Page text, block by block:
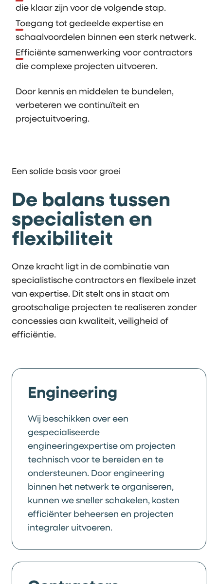
die klaar zijn voor de volgende stap.
Toegang tot gedeelde expertise en
schaalvoordelen binnen een sterk netwerk.
Efficiënte samenwerking voor contractors
die complexe projecten uitvoeren.
Door kennis en middelen te bundelen,
verbeteren we continuïteit en
projectuitvoering.
Een solide basis voor groei
De balans tussen
specialisten en
flexibiliteit
Onze kracht ligt in de combinatie van
specialistische contractors en flexibele inzet
van expertise. Dit stelt ons in staat om
grootschalige projecten te realiseren zonder
concessies aan kwaliteit, veiligheid of
efficiëntie.
Engineering
Wij beschikken over een
gespecialiseerde
engineeringexpertise om projecten
technisch voor te bereiden en te
ondersteunen. Door engineering
binnen het netwerk te organiseren,
kunnen we sneller schakelen, kosten
efficiënter beheersen en projecten
integraler uitvoeren.